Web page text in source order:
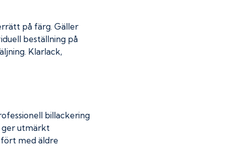
på färg. Gäller
beställning på
Klarlack,
billackering
ger utmärkt
med äldre